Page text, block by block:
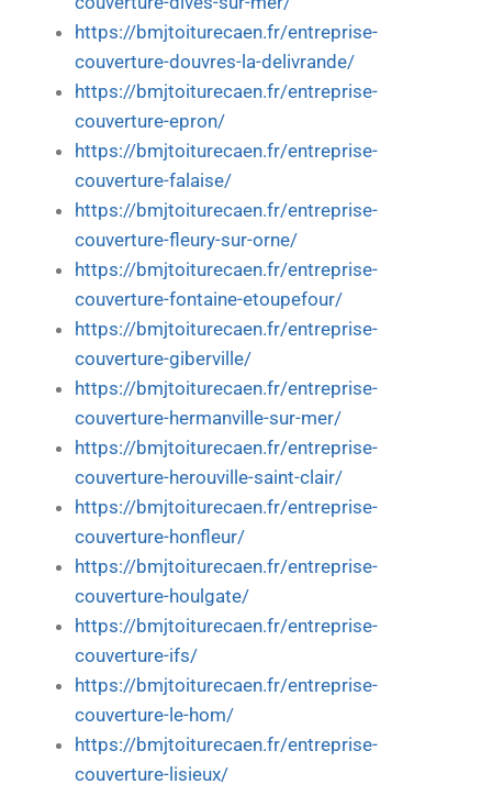
https://bmjtoiturecaen.fr/entreprise-
couverture-douvres-la-delivrande/
https://bmjtoiturecaen.fr/entreprise-
couverture-epron/
https://bmjtoiturecaen.fr/entreprise-
couverture-falaise/
https://bmjtoiturecaen.fr/entreprise-
couverture-fleury-sur-orne/
https://bmjtoiturecaen.fr/entreprise-
couverture-fontaine-etoupefour/
https://bmjtoiturecaen.fr/entreprise-
couverture-giberville/
https://bmjtoiturecaen.fr/entreprise-
couverture-hermanville-sur-mer/
https://bmjtoiturecaen.fr/entreprise-
couverture-herouville-saint-clair/
https://bmjtoiturecaen.fr/entreprise-
couverture-honfleur/
https://bmjtoiturecaen.fr/entreprise-
couverture-houlgate/
https://bmjtoiturecaen.fr/entreprise-
couverture-ifs/
https://bmjtoiturecaen.fr/entreprise-
couverture-le-hom/
https://bmjtoiturecaen.fr/entreprise-
couverture-lisieux/